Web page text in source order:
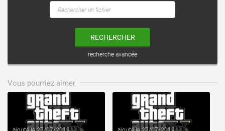
RECHERCHER
recherche avancée
Vous pourriez aimer